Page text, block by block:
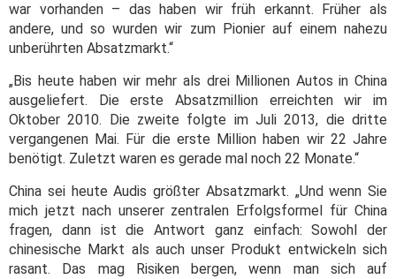
war vorhanden – das haben wir früh erkannt. Früher als
andere, und so wurden wir zum Pionier auf einem nahezu
unberührten Absatzmarkt.“
„Bis heute haben wir mehr als drei Millionen Autos in China
ausgeliefert. Die erste Absatzmillion erreichten wir im
Oktober 2010. Die zweite folgte im Juli 2013, die dritte
vergangenen Mai. Für die erste Million haben wir 22 Jahre
benötigt. Zuletzt waren es gerade mal noch 22 Monate.“
China sei heute Audis größter Absatzmarkt. „Und wenn Sie
mich jetzt nach unserer zentralen Erfolgsformel für China
fragen, dann ist die Antwort ganz einfach: Sowohl der
chinesische Markt als auch unser Produkt entwickeln sich
rasant. Das mag Risiken bergen, wenn man sich auf